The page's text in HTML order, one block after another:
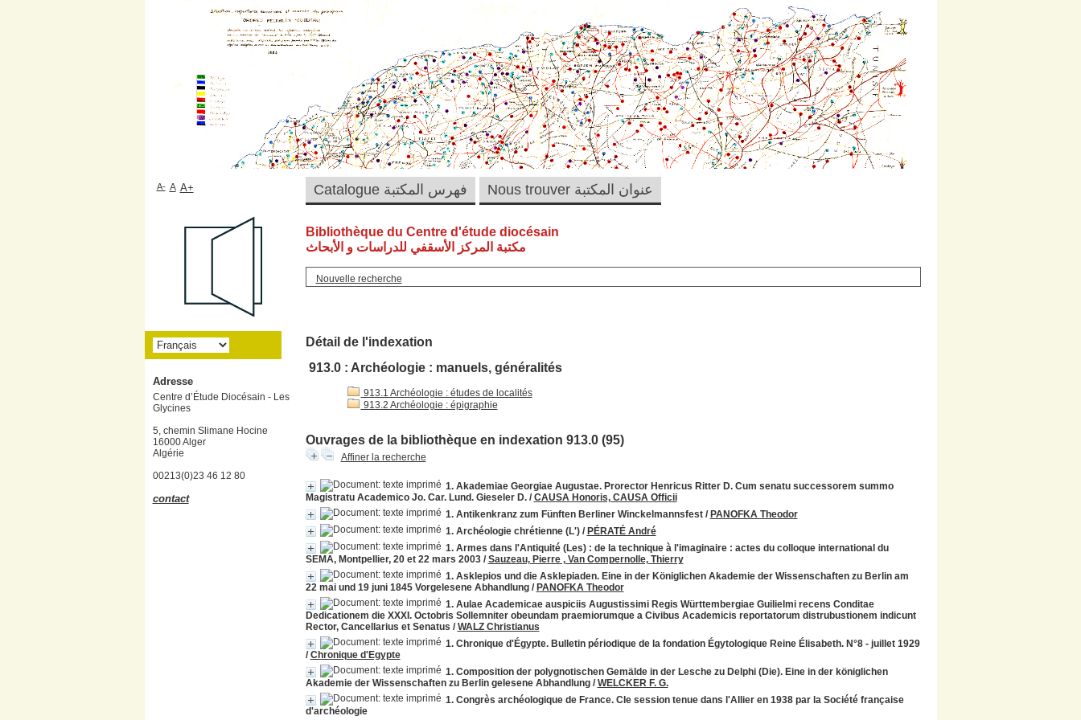
Bibliothèque du Centre d'étude diocésain
مكتبة المركز الأسقفي للدراسات و الأبحاث
Nouvelle recherche
Détail de l'indexation
913.0 : Archéologie : manuels, généralités
913.1 Archéologie : études de localités
913.2 Archéologie : épigraphie
Ouvrages de la bibliothèque en indexation 913.0 (95)
Affiner la recherche
1. Akademiae Georgiae Augustae. Prorector Henricus Ritter D. Cum senatu successorem summo
Magistratu Academico Jo. Car. Lund. Gieseler D./CAUSA Honoris, CAUSA Officii
1. Antikenkranz zum Fünften Berliner Winckelmannsfest/ PANOFKA Theodor
1. Archéologie chrétienne (L')/ PÉRATÉ André
1. Armes dans l'Antiquité (Les) : de la technique à l'imaginaire : actes du colloque international du
SEMA, Montpellier, 20 et 22 mars 2003/Sauzeau, Pierre , Van Compernolle, Thierry
1. Asklepios und die Asklepiaden. Eine in der Königlichen Akademie der Wissenschaften zu Berlin am
22 mai und 19 juni 1845 Vorgelesene Abhandlung/ PANOFKA Theodor
1. Aulae Academicae auspiciis Augustissimi Regis Württembergiae Guilielmi recens Conditae
Dedicationem die XXXI. Octobris Sollemniter obeundam praemiorumque a Civibus Academicis reportatorum distrubustionem indicunt
Rector, Cancellarius et Senatus /WALZ Christianus
1. Chronique d'Égypte. Bulletin périodique de la fondation Égytologique Reine Élisabeth. N°8 - juillet 1929
/Chronique d'Egypte
1. Composition der polygnotischen Gemälde in der Lesche zu Delphi (Die). Eine in der königlichen
Akademie der Wissenschaften zu Berlin gelesene Abhandlung/WELCKER F. G.
1. Congrès archéologique de France. CIe session tenue dans l'Allier en 1938 par la Société française
d'archéologie
Catalogue فهرس المكتبة Nous trouver عنوان المكتبة A- A A+
Adresse
Centre d’Étude Diocésain - Les
Glycines
5, chemin Slimane Hocine
16000 Alger
Algérie
00213(0)23 46 12 80
contact